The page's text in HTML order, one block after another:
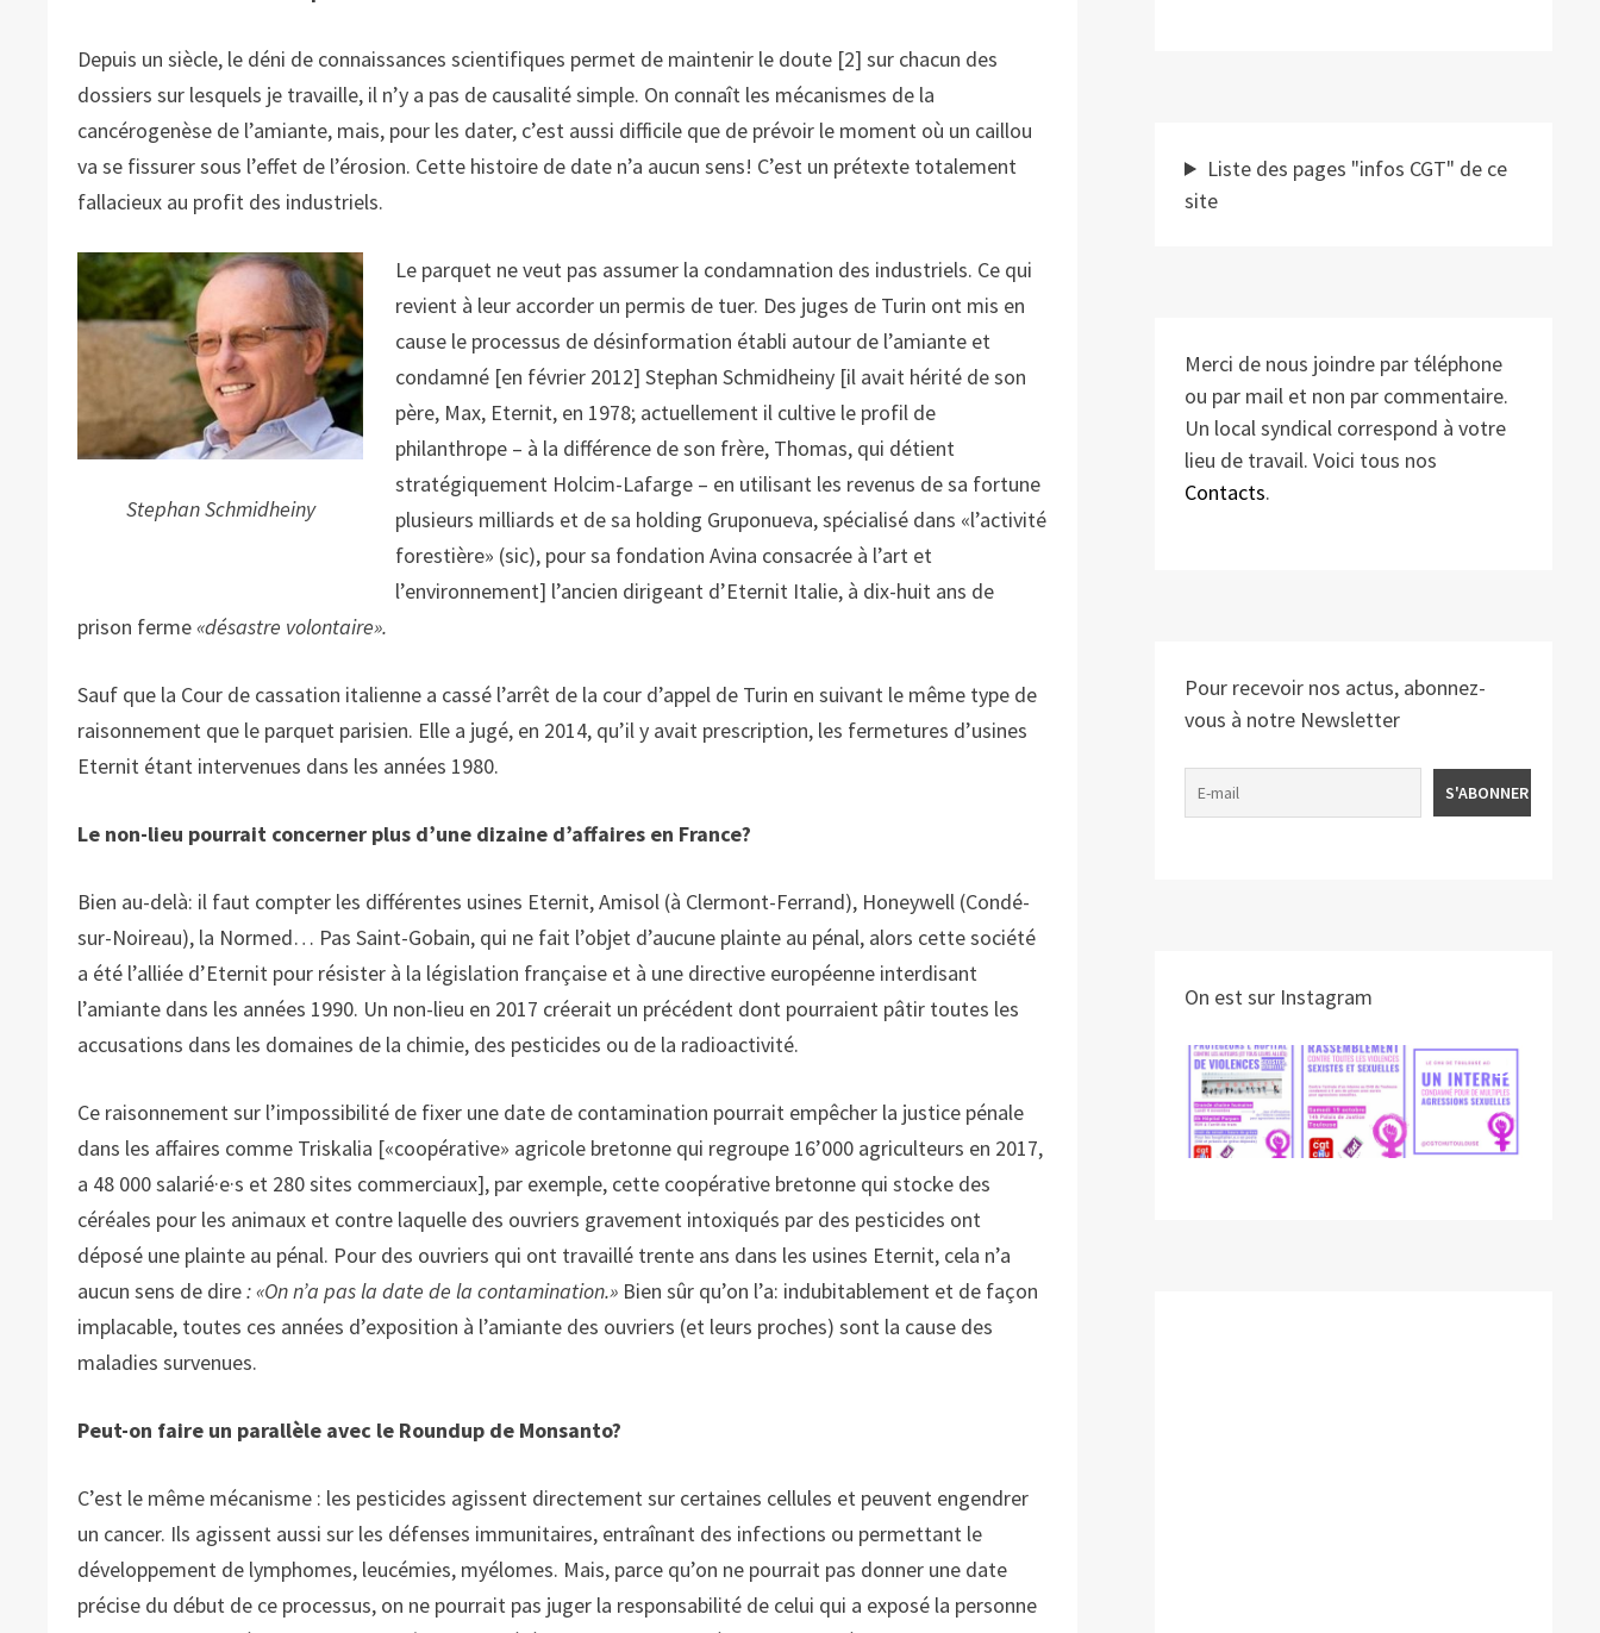
Depuis un siècle, le déni de connaissances scientifiques permet de maintenir le doute [2] sur chacun des
dossiers sur lesquels je travaille, il n’y a pas de causalité simple. On connaît les mécanismes de la
cancérogenèse de l’amiante, mais, pour les dater, c’est aussi difficile que de prévoir le moment où un caillou
va se fissurer sous l’effet de l’érosion. Cette histoire de date n’a aucun sens! C’est un prétexte totalement
fallacieux au profit des industriels.
Stephan Schmidheiny
Le parquet ne veut pas assumer la condamnation des industriels. Ce qui
revient à leur accorder un permis de tuer. Des juges de Turin ont mis en
cause le processus de désinformation établi autour de l’amiante et
condamné [en février 2012] Stephan Schmidheiny [il avait hérité de son
père, Max, Eternit, en 1978; actuellement il cultive le profil de
philanthrope – à la différence de son frère, Thomas, qui détient
stratégiquement Holcim-Lafarge – en utilisant les revenus de sa fortune
plusieurs milliards et de sa holding Gruponueva, spécialisé dans «l’activité
forestière» (sic), pour sa fondation Avina consacrée à l’art et
l’environnement] l’ancien dirigeant d’Eternit Italie, à dix-huit ans de
prison ferme«désastre volontaire».
Sauf que la Cour de cassation italienne a cassé l’arrêt de la cour d’appel de Turin en suivant le même type de
raisonnement que le parquet parisien. Elle a jugé, en 2014, qu’il y avait prescription, les fermetures d’usines
Eternit étant intervenues dans les années 1980.
Le non-lieu pourrait concerner plus d’une dizaine d’affaires en France?
Bien au-delà: il faut compter les différentes usines Eternit, Amisol (à Clermont-Ferrand), Honeywell (Condé-
sur-Noireau), la Normed… Pas Saint-Gobain, qui ne fait l’objet d’aucune plainte au pénal, alors cette société
a été l’alliée d’Eternit pour résister à la législation française et à une directive européenne interdisant
l’amiante dans les années 1990. Un non-lieu en 2017 créerait un précédent dont pourraient pâtir toutes les
accusations dans les domaines de la chimie, des pesticides ou de la radioactivité.
Ce raisonnement sur l’impossibilité de fixer une date de contamination pourrait empêcher la justice pénale
dans les affaires comme Triskalia [«coopérative» agricole bretonne qui regroupe 16’000 agriculteurs en 2017,
a 48 000 salarié·e·s et 280 sites commerciaux], par exemple, cette coopérative bretonne qui stocke des
céréales pour les animaux et contre laquelle des ouvriers gravement intoxiqués par des pesticides ont
déposé une plainte au pénal. Pour des ouvriers qui ont travaillé trente ans dans les usines Eternit, cela n’a
aucun sens de dire: «On n’a pas la date de la contamination.» Bien sûr qu’on l’a: indubitablement et de façon
implacable, toutes ces années d’exposition à l’amiante des ouvriers (et leurs proches) sont la cause des
maladies survenues.
Peut-on faire un parallèle avec le Roundup de Monsanto?
C’est le même mécanisme : les pesticides agissent directement sur certaines cellules et peuvent engendrer
un cancer. Ils agissent aussi sur les défenses immunitaires, entraînant des infections ou permettant le
développement de lymphomes, leucémies, myélomes. Mais, parce qu’on ne pourrait pas donner une date
précise du début de ce processus, on ne pourrait pas juger la responsabilité de celui qui a exposé la personne
Liste des pages "infos CGT" de ce
site
Merci de nous joindre par téléphone
ou par mail et non par commentaire.
Un local syndical correspond à votre
lieu de travail. Voici tous nos
Contacts.
Pour recevoir nos actus, abonnez-
vous à notre Newsletter
On est sur Instagram